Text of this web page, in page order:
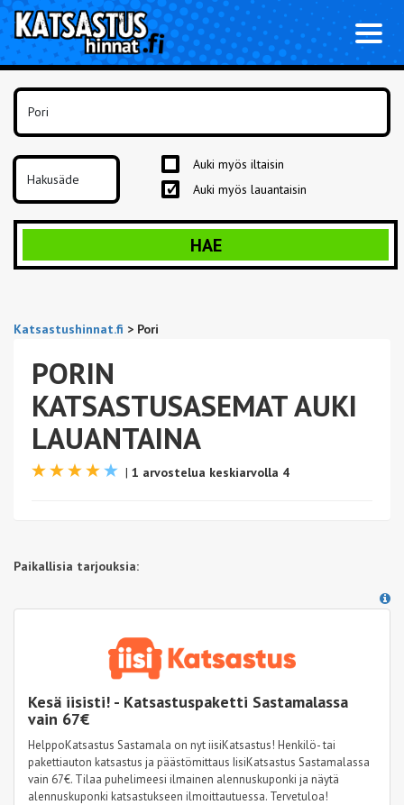
Auki myös iltaisin
Auki myös lauantaisin
HAE
Katsastushinnat.fi > Pori
PORIN
KATSASTUSASEMAT AUKI
LAUANTAINA
| 1 arvostelua keskiarvolla 4
Paikallisia tarjouksia:
Kesä iisisti! - Katsastuspaketti Sastamalassa
vain 67€
HelppoKatsastus Sastamala on nyt iisiKatsastus! Henkilö- tai
pakettiauton katsastus ja päästömittaus IisiKatsastus Sastamalassa
vain 67€. Tilaa puhelimeesi ilmainen alennuskuponki ja näytä
alennuskuponki katsastukseen ilmoittautuessa. Tervetuloa!